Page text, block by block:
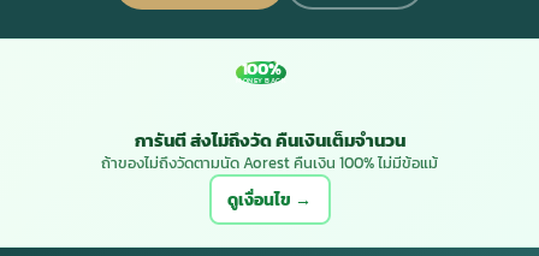
100%
MONEY BACK
การันตี ส่งไม่ถึงวัด คืนเงินเต็มจำนวน
ถ้าของไม่ถึงวัดตามนัด Aorest คืนเงิน 100% ไม่มีข้อแม้
ดูเงื่อนไข →